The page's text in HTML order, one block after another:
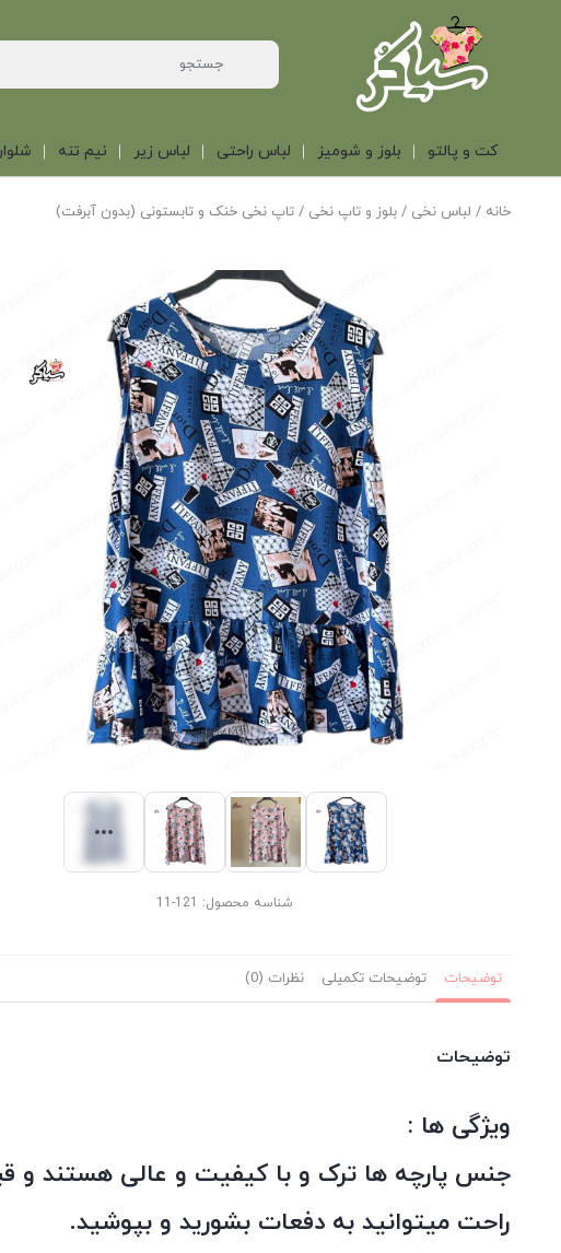
کت و پالتو بلوز و شومیز لباس راحتی لباس زیر نیم تنه
خانه / لباس نخی /بلوز و تاپ نخی / تاپ نخی خنک و تابستونی (بدون آبرفت)
شناسه محصول: 121-11
توضیحات توضیحات تکمیلی نظرات (0)
توضیحات
ویژگی ها :
جنس پارچه ها ترک و با کیفیت و عالی هستند و
راحت میتوانید به دفعات بشورید و بپوشید.